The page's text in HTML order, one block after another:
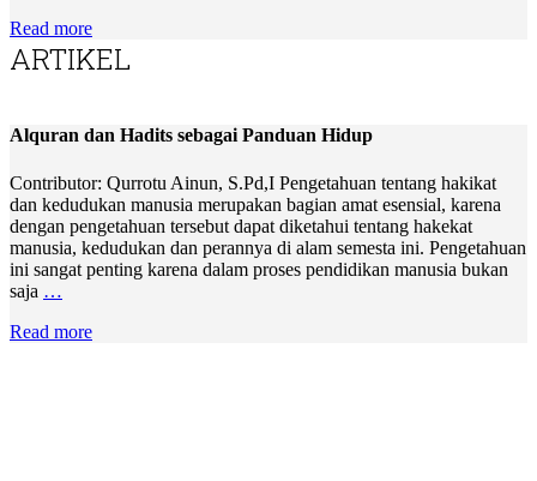
Read more
ARTIKEL
Alquran dan Hadits sebagai Panduan Hidup
Contributor: Qurrotu Ainun, S.Pd,I Pengetahuan tentang hakikat
dan kedudukan manusia merupakan bagian amat esensial, karena
dengan pengetahuan tersebut dapat diketahui tentang hakekat
manusia, kedudukan dan perannya di alam semesta ini. Pengetahuan
ini sangat penting karena dalam proses pendidikan manusia bukan
saja …
Read more